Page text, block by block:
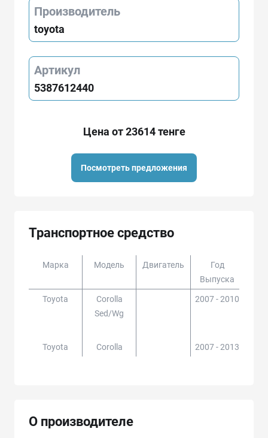
Производитель
toyota
Артикул
5387612440
Цена от 23614 тенге
Посмотреть предложения
Транспортное средство
Марка Модель Двигатель
Год
Выпуска
Toyota
Corolla
Sed/wg
2007 - 2010
Toyota
Corolla 2007 - 2013
О производителе